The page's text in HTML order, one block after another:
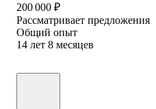
200 000 ₽
Рассматривает предложения
Общий опыт
14 лет 8 месяцев